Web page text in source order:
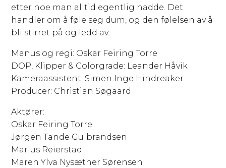
etter noe man alltid egentlig hadde. Det
handler om å føle seg dum, og den følelsen av å
bli stirret på og ledd av.
Manus og regi: Oskar Feiring Torre
DOP, Klipper & Colorgrade: Leander Håvik
Kameraassistent: Simen Inge Hindreaker
Producer: Christian Søgaard
Aktører:
Oskar Feiring Torre
Jørgen Tande Gulbrandsen
Marius Reierstad
Maren Ylva Nysæther Sørensen